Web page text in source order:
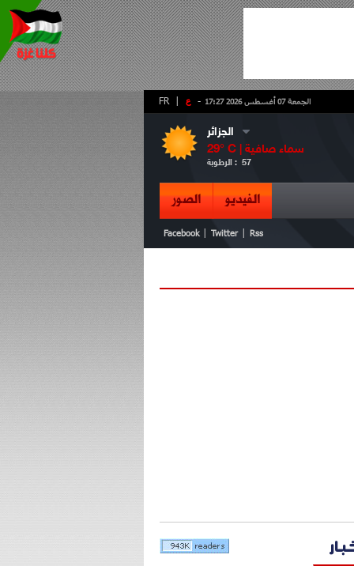
- ع FR الجمعة 07 أغسطس 2026 17:27
الجزائر
29° C | سماء صافية
الرطوبة : 57
الفيديو الصور
Facebook Twitter Rss